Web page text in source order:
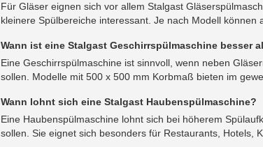
Für Gläser eignen sich vor allem Stalgast
kleinere Spülbereiche interessant. Je nach Modell können
Wann ist eine Stalgast Geschirrspülmaschine besser
Eine Geschirrspülmaschine ist sinnvoll, wenn neben
sollen. Modelle mit 500 x 500 mm Korbmaß bieten im
Wann lohnt sich eine Stalgast Haubenspülmaschine?
Eine Haubenspülmaschine lohnt sich bei höherem
sollen. Sie eignet sich besonders für Restaurants, Hotels,